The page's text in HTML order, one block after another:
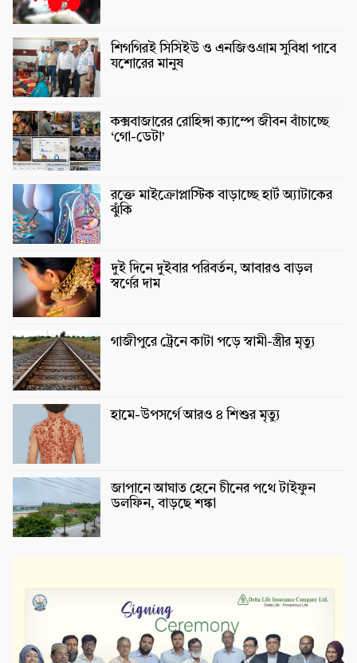
শিগগিরই সিসিইউ ও এনজিওগ্রাম সুবিধা পাবে
যশোরের মানুষ
কক্সবাজারের রোহিঙ্গা ক্যাম্পে জীবন বাঁচাচ্ছে
‘গো-ডেটা’
রক্তে মাইক্রোপ্লাস্টিক বাড়াচ্ছে হার্ট অ্যাটাকের
ঝুঁকি
দুই দিনে দুইবার পরিবর্তন, আবারও বাড়ল
স্বর্ণের দাম
গাজীপুরে ট্রেনে কাটা পড়ে স্বামী-স্ত্রীর মৃত্যু
হামে-উপসর্গে আরও ৪ শিশুর মৃত্যু
জাপানে আঘাত হেনে চীনের পথে টাইফুন
ডলফিন, বাড়ছে শঙ্কা